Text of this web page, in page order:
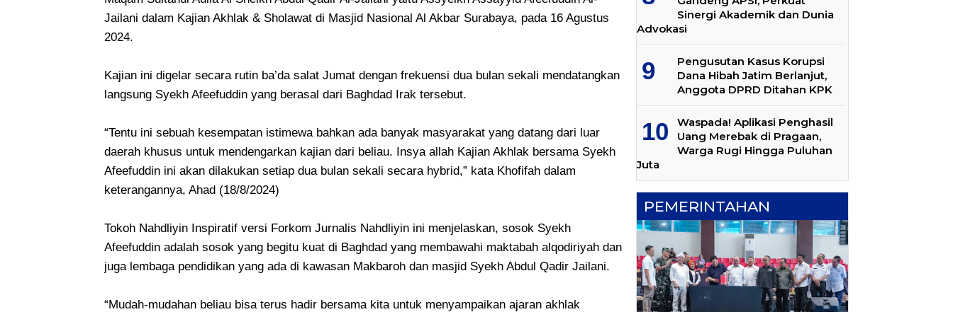
Jailani dalam Kajian Akhlak & Sholawat di Masjid Nasional Al Akbar Surabaya, pada 16 Agustus
2024.
Kajian ini digelar secara rutin ba’da salat Jumat dengan frekuensi dua bulan sekali mendatangkan
langsung Syekh Afeefuddin yang berasal dari Baghdad Irak tersebut.
“Tentu ini sebuah kesempatan istimewa bahkan ada banyak masyarakat yang datang dari luar
daerah khusus untuk mendengarkan kajian dari beliau. Insya allah Kajian Akhlak bersama Syekh
Afeefuddin ini akan dilakukan setiap dua bulan sekali secara hybrid,” kata Khofifah dalam
keterangannya, Ahad (18/8/2024)
Tokoh Nahdliyin Inspiratif versi Forkom Jurnalis Nahdliyin ini menjelaskan, sosok Syekh
Afeefuddin adalah sosok yang begitu kuat di Baghdad yang membawahi maktabah alqodiriyah dan
juga lembaga pendidikan yang ada di kawasan Makbaroh dan masjid Syekh Abdul Qadir Jailani.
“Mudah-mudahan beliau bisa terus hadir bersama kita untuk menyampaikan ajaran akhlak
Sinergi Akademik dan Dunia
Advokasi
Pengusutan Kasus Korupsi
Dana Hibah Jatim Berlanjut,
Anggota DPRD Ditahan KPK
Waspada! Aplikasi Penghasil
Uang Merebak di Pragaan,
Warga Rugi Hingga Puluhan
Juta
PEMERINTAHAN